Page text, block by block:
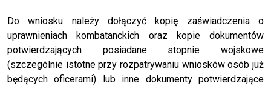
Do wniosku należy dołączyć kopię zaświadczenia o
uprawnieniach kombatanckich oraz kopie dokumentów
potwierdzających posiadane stopnie wojskowe
(szczególnie istotne przy rozpatrywaniu wniosków osób już
będących oficerami) lub inne dokumenty potwierdzające